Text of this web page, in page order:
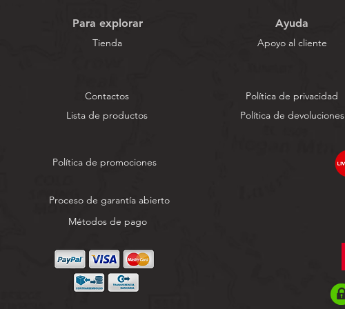
Para explorar
Tienda
Contactos
Lista de productos
Política de promociones
Proceso de garantía abierto
Métodos de pago
Ayuda
Apoyo al cliente
Política de privacidad
Política de devoluciones